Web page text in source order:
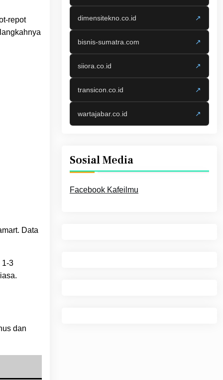
repot
Data
1-3
dan
dimensitekno.co.id ↗
bisnis-sumatra.com ↗
siiora.co.id ↗
transicon.co.id ↗
wartajabar.co.id ↗
Sosial Media
Facebook Kafeilmu